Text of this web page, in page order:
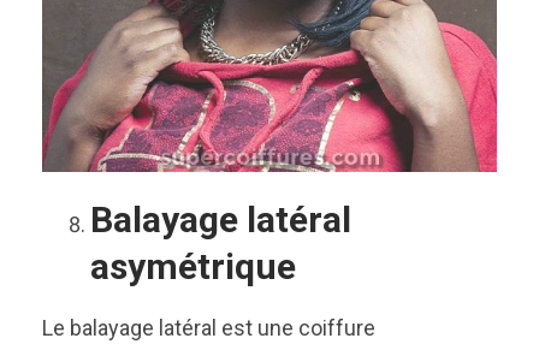
Balayage latéral
asymétrique
Le balayage latéral est une coiffure